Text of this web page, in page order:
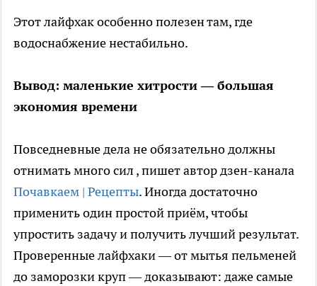
Этот лайфхак особенно полезен там, где
водоснабжение нестабильно.
Вывод: маленькие хитрости — большая
экономия времени
Повседневные дела не обязательно должны
отнимать много сил , пишет автор дзен-канала
Почавкаем | Рецепты. Иногда достаточно
применить один простой приём, чтобы
упростить задачу и получить лучший результат.
Проверенные лайфхаки — от мытья пельменей
до заморозки круп — доказывают: даже самые